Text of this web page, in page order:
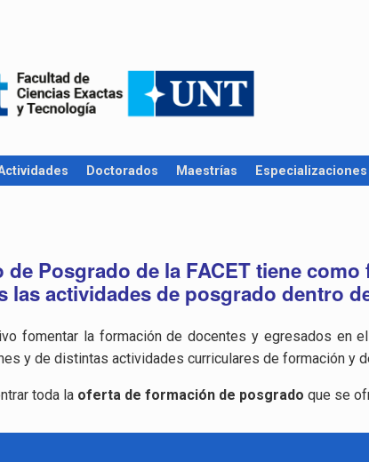
Doctorados Maestrías Especializaciones
de Posgrado de la FACET tiene
las actividades de posgrado dentro
fomentar la formación de docentes y egresados en
y de distintas actividades curriculares de formación y
toda la oferta de formación de posgrado que se